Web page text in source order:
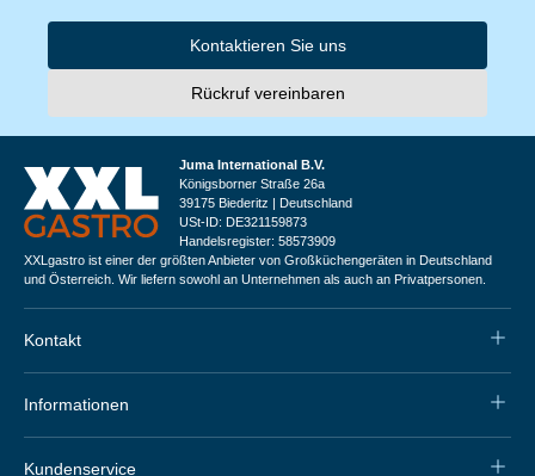
Kontaktieren Sie uns
Rückruf vereinbaren
Juma International B.V.
Königsborner Straße 26a
39175 Biederitz | Deutschland
USt-ID: DE321159873
Handelsregister: 58573909
XXLgastro ist einer der größten Anbieter von Großküchengeräten in Deutschland
und Österreich. Wir liefern sowohl an Unternehmen als auch an Privatpersonen.
Kontakt
Informationen
Kundenservice